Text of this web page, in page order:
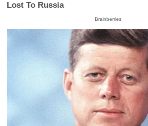
Lost To Russia
Brainberries